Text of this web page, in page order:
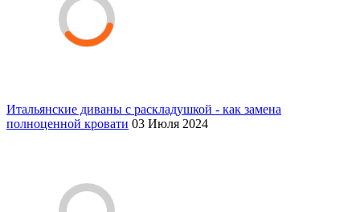
Итальянские диваны с раскладушкой - как замена
полноценной кровати 03 Июля 2024